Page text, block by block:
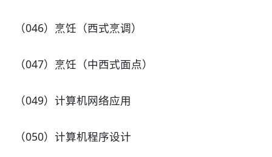
（046）烹饪（西式烹调）
（047）烹饪（中西式面点）
（049）计算机网络应用
（050）计算机程序设计